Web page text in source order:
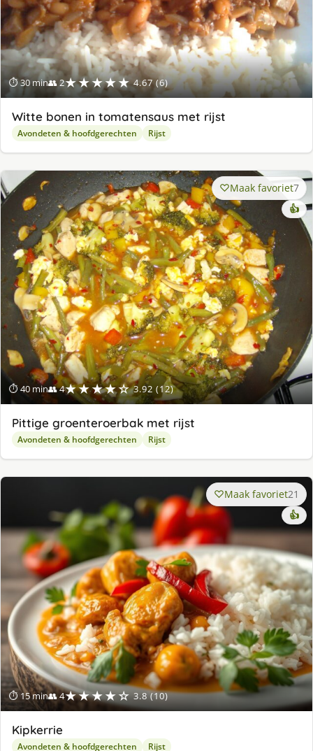
⏱ 30 min👥 2★★★★★ 4.67 (6)
Witte bonen in tomatensaus met rijst
Avondeten & hoofdgerechten Rijst
⏱ 40 min👥 4★★★★☆ 3.92 (12)
Maak favoriet7
👍
Pittige groenteroerbak met rijst
Avondeten & hoofdgerechten Rijst
⏱ 15 min👥 4★★★★☆ 3.8 (10)
Maak favoriet21
👍
Kipkerrie
Avondeten & hoofdgerechten Rijst